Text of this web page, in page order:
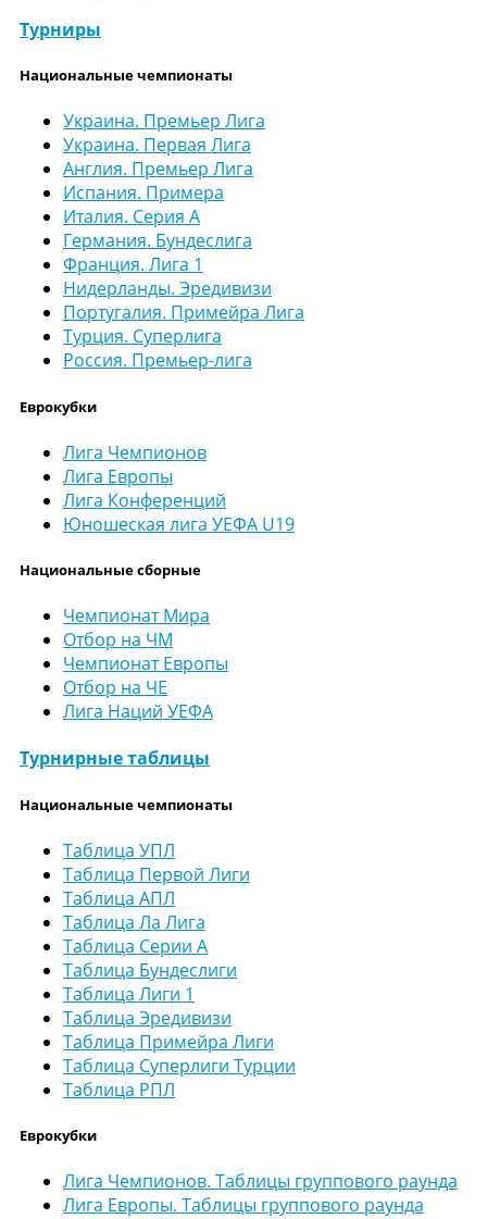
Турниры
Национальные чемпионаты
Украина. Премьер Лига
Украина. Первая Лига
Англия. Премьер Лига
Испания. Примера
Италия. Серия А
Германия. Бундеслига
Франция. Лига 1
Нидерланды. Эредивизи
Португалия. Примейра Лига
Турция. Суперлига
Россия. Премьер-лига
Еврокубки
Лига Чемпионов
Лига Европы
Лига Конференций
Юношеская лига УЕФА U19
Национальные сборные
Чемпионат Мира
Отбор на ЧМ
Чемпионат Европы
Отбор на ЧЕ
Лига Наций УЕФА
Турнирные таблицы
Национальные чемпионаты
Таблица УПЛ
Таблица Первой Лиги
Таблица АПЛ
Таблица Ла Лига
Таблица Серии А
Таблица Бундеслиги
Таблица Лиги 1
Таблица Эредивизи
Таблица Примейра Лиги
Таблица Суперлиги Турции
Таблица РПЛ
Еврокубки
Лига Чемпионов. Таблицы группового раунда
Лига Европы. Таблицы группового раунда